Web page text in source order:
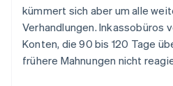
kümmert sich aber um alle
Verhandlungen. Inkassobüros
Konten, die 90 bis 120 Tage
frühere Mahnungen nicht